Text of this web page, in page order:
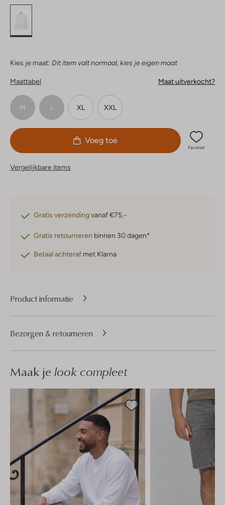
Kies je maat: Dit item valt normaal, kies je eigen maat
Maattabel Maat uitverkocht?
M L XL XXL
Voeg toe
Favoriet
Vergelijkbare items
Gratis verzendingvanaf €75,-
Gratis retourneren binnen 30 dagen*
Betaal achteraf met Klarna
Product informatie
Bezorgen & retourneren
Maak je look compleet